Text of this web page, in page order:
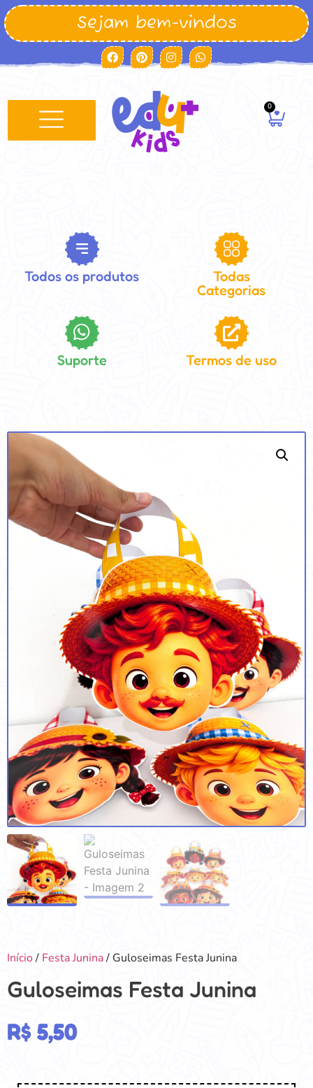
Sejam bem-vindos
0
Todos os produtos
Todas
Categorias
Suporte Termos de uso
Início/ Festa Junina/ Guloseimas Festa Junina
Guloseimas Festa Junina
R$ 5,50